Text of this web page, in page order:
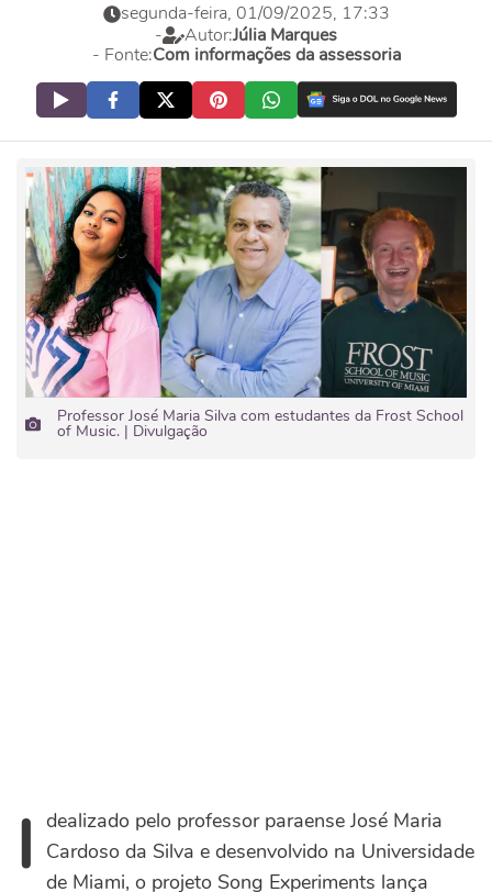
segunda-feira, 01/09/2025, 17:33
-
Autor:Júlia Marques
- Fonte:Com informações da assessoria
Professor José Maria Silva com estudantes da Frost School
of Music. | Divulgação
Idealizado pelo professor paraense José Maria
Cardoso da Silva e desenvolvido na Universidade
de Miami, o projeto Song Experiments lança